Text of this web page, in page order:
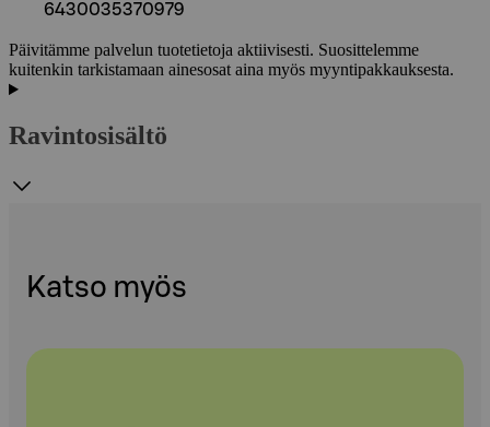
6430035370979
Päivitämme palvelun tuotetietoja aktiivisesti. Suosittelemme
kuitenkin tarkistamaan ainesosat aina myös myyntipakkauksesta.
Ravintosisältö
Katso myös